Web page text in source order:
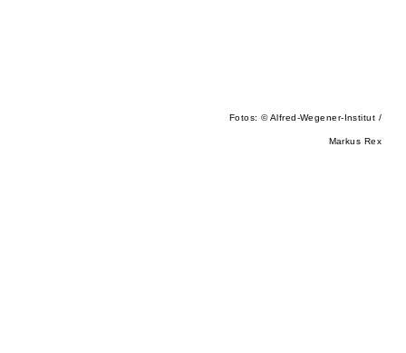
Fotos: © Alfred-Wegener-Institut /
Markus Rex